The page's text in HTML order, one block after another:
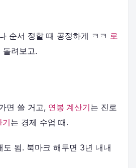
순서 정할 때 공정하게 ㅋㅋ 로
돌려보고.
면 쓸 거고, 연봉 계산기는 진로
기는 경제 수업 때.
도 됨. 북마크 해두면 3년 내내